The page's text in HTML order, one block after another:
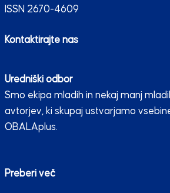
ISSN 2670-4609
Kontaktirajte nas
Uredniški odbor
Smo ekipa mladih in nekaj manj
avtorjev, ki skupaj ustvarjamo
OBALAplus.
Preberi več